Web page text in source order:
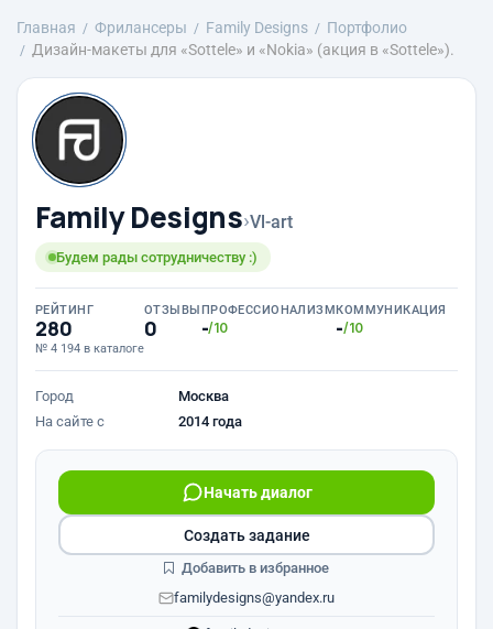
Главная Фрилансеры Family Designs
Портфолио
Дизайн-макеты для «Sottele» и «Nokia» (акция в «Sottele»).
Family Designs›Vl-art
Будем рады сотрудничеству :)
РЕЙТИНГ
280
№ 4 194 в каталоге
ОТЗЫВЫ
0
ПРОФЕССИОНАЛИЗМ
-/10
КОММУНИКАЦИЯ
-/10
Город
Москва
На сайте с
2014 года
Начать диалог
familydesigns@yandex.ru
Создать задание
Добавить в избранное